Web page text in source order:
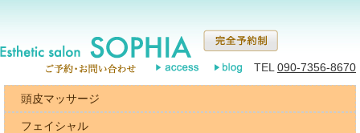
TEL 090-7356-8670
頭皮マッサージ
フェイシャル